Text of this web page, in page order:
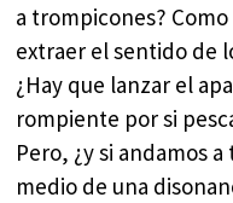
a trompicones?
extraer el sentido de
¿Hay que lanzar el
rompiente por si
Pero, ¿y si andamos
medio de una